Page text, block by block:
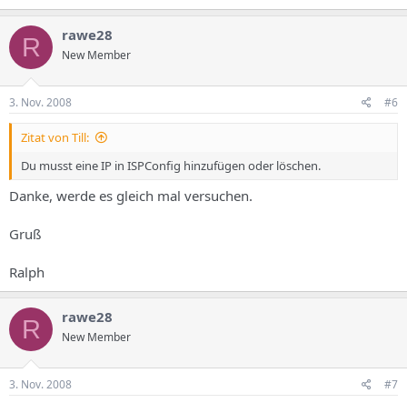
R rawe28
New Member
3. Nov. 2008 #6
Zitat von Till:
Du musst eine IP in ISPConfig hinzufügen oder löschen.
Danke, werde es gleich mal versuchen.
Gruß
Ralph
R rawe28
New Member
3. Nov. 2008 #7